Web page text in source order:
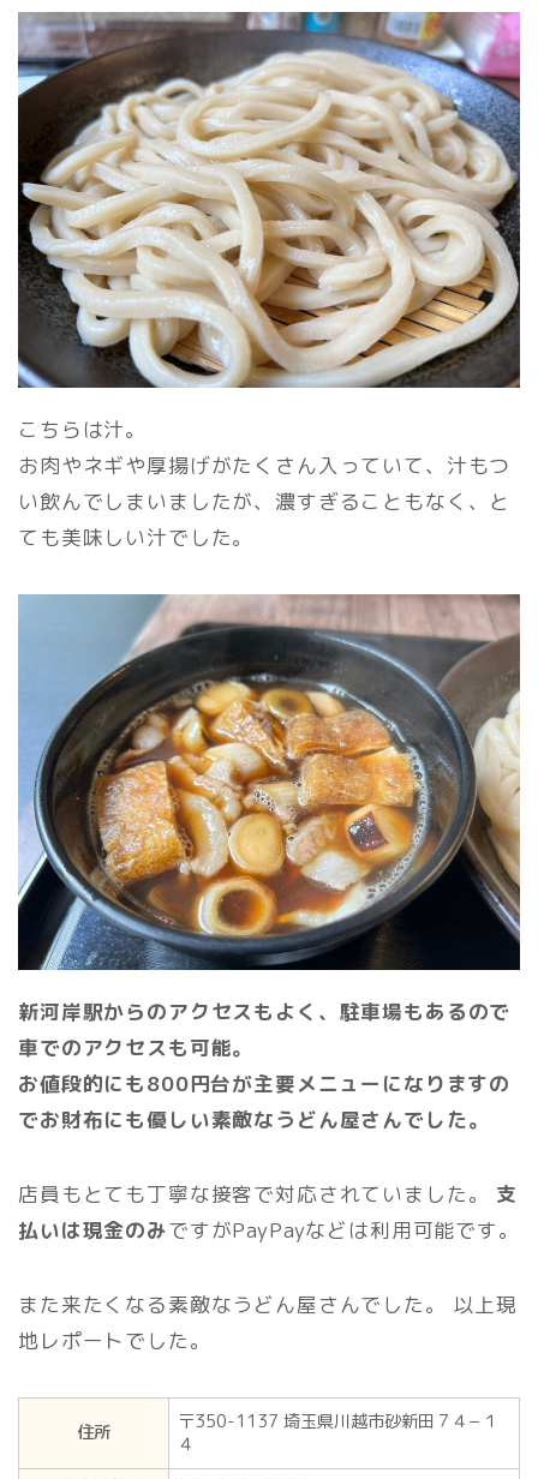
こちらは汁。
お肉やネギや厚揚げがたくさん入っていて、汁もつ
い飲んでしまいましたが、濃すぎることもなく、と
ても美味しい汁でした。
新河岸駅からのアクセスもよく、駐車場もあるので
車でのアクセスも可能。
お値段的にも800円台が主要メニューになりますの
でお財布にも優しい素敵なうどん屋さんでした。
店員もとても丁寧な接客で対応されていました。 支
払いは現金のみですがPayPayなどは利用可能です。
また来たくなる素敵なうどん屋さんでした。 以上現
地レポートでした。
住所
〒350-1137 埼玉県川越市砂新田７４−１
４